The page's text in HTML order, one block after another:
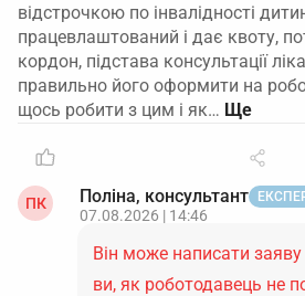
відстрочкою по інвалідності
працевлаштований і дає квоту,
кордон, підстава консультації
правильно його оформити на
щось робити з цим і як…
ПК Поліна, консультант
07.08.2026 | 14:46
Він може написати заяву
ви, як роботодавець не